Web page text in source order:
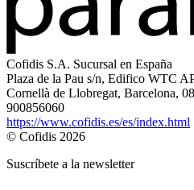
Cofidis S.A. Sucursal en España
Plaza de la Pau s/n, Edifico WTC
Cornellà de Llobregat, Barcelona,
900856060
https://www.cofidis.es/es/index.html
© Cofidis 2026
Suscríbete a la newsletter